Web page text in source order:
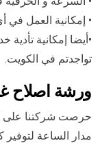
• إمكانية العمل
•أيضا إمكانية تأدية
تواجدتم في الكويت.
ورشة اصلاح
حرصت شركتنا على
مدار الساعة لتوفير